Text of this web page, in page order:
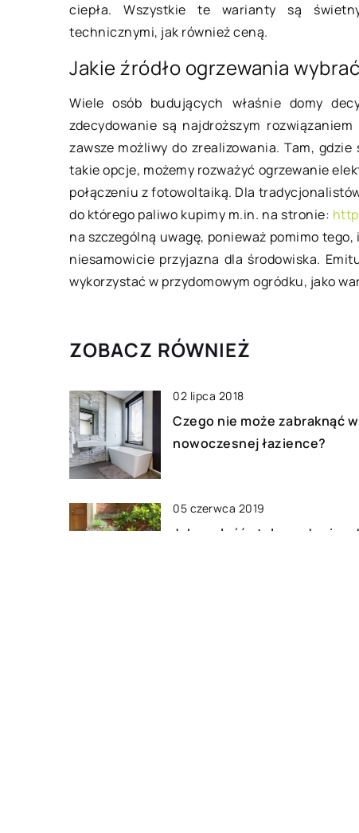
ciepła. Wszystkie te warianty są
technicznymi, jak również ceną.
Jakie źródło ogrzewania wybrać
Wiele osób budujących właśnie domy
zdecydowanie są najdroższym
zawsze możliwy do zrealizowania. Tam,
takie opcje, możemy rozważyć ogrzewanie
połączeniu z fotowoltaiką. Dla
do którego paliwo kupimy m.in. na stronie:
na szczególną uwagę, ponieważ pomimo
niesamowicie przyjazna dla środowiska.
wykorzystać w przydomowym ogródku, jako
ZOBACZ RÓWNIEŻ
02 lipca 2018
Czego nie może zabraknąć w
nowoczesnej łazience?
05 czerwca 2019
Jak znaleźć stylowe donice do
22 kwietnia 2022
co zwrócić uwagę
montażu?
Każda posadzka
odpowiedniego
użyciu listew
dzisiejszych
nie tylko spełnia rolę
wykończeniową, […]